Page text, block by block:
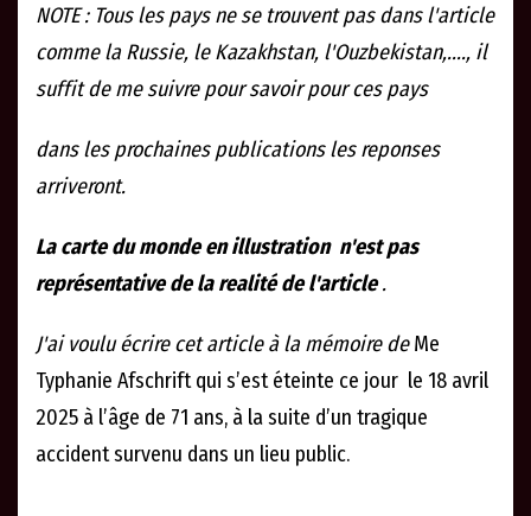
NOTE : Tous les pays ne se trouvent pas dans l'article
comme la Russie, le Kazakhstan, l'Ouzbekistan,...., il
suffit de me suivre pour savoir pour ces pays
dans les prochaines publications les reponses
arriveront.
La carte du monde en illustration n'est pas
représentative de la realité de l'article.
J'ai voulu écrire cet article à la mémoire deMe
Typhanie Afschrift qui s’est éteinte ce jour le 18 avril
2025 à l’âge de 71 ans, à la suite d’un tragique
accident survenu dans un lieu public.